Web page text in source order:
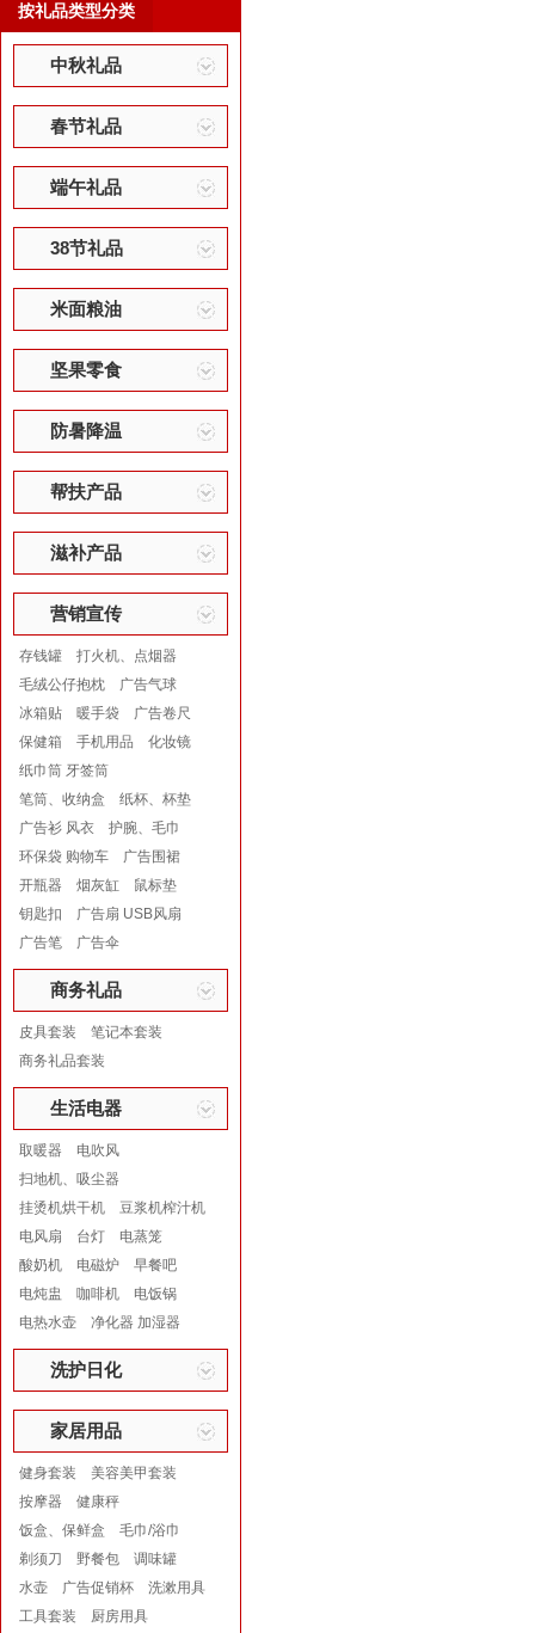
按礼品类型分类
中秋礼品
春节礼品
端午礼品
38节礼品
米面粮油
坚果零食
防暑降温
帮扶产品
滋补产品
营销宣传
存钱罐
打火机、点烟器
毛绒公仔抱枕
广告气球
冰箱贴
暖手袋
广告卷尺
保健箱
手机用品
化妆镜
纸巾筒 牙签筒
笔筒、收纳盒
纸杯、杯垫
广告衫 风衣
护腕、毛巾
环保袋 购物车
广告围裙
开瓶器
烟灰缸
鼠标垫
钥匙扣
广告扇 USB风扇
广告笔
广告伞
商务礼品
皮具套装
笔记本套装
商务礼品套装
生活电器
取暖器
电吹风
扫地机、吸尘器
挂烫机烘干机
豆浆机榨汁机
电风扇
台灯
电蒸笼
酸奶机
电磁炉
早餐吧
电炖盅
咖啡机
电饭锅
电热水壶
净化器 加湿器
洗护日化
家居用品
健身套装
美容美甲套装
按摩器
健康秤
饭盒、保鲜盒
毛巾/浴巾
剃须刀
野餐包
调味罐
水壶
广告促销杯
洗漱用具
工具套装
厨房用具